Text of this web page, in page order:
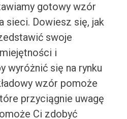
gotowy wzór
sieci. Dowiesz się, jak
swoje
i
wyróżnić się na rynku
wzór pomoże
przyciągnie uwagę
Ci zdobyć